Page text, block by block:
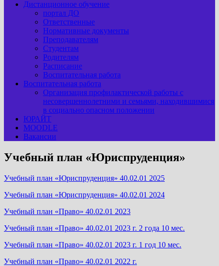
Дистанционное обучение
портал ДО
Ответственные
Нормативные документы
Преподавателям
Студентам
Родителям
Расписание
Воспитательная работа
Воспитательная работа
Организация профилактической работы с
несовершеннолетними и семьями, находившимися
в социально опасном положении
ЮРАЙТ
MOODLE
Вакансии
Учебный план «Юриспруденция»
Учебный план «Юриспруденция» 40.02.01 2025
Учебный план «Юриспруденция» 40.02.01 2024
Учебный план «Право» 40.02.01 2023
Учебный план «Право» 40.02.01 2023 г. 2 года 10 мес.
Учебный план «Право» 40.02.01 2023 г. 1 год 10 мес.
Учебный план «Право» 40.02.01 2022 г.